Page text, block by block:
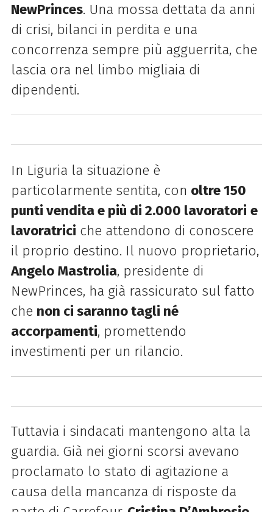
NewPrinces. Una mossa dettata da anni
di crisi, bilanci in perdita e una
concorrenza sempre più agguerrita, che
lascia ora nel limbo migliaia di
dipendenti.
In Liguria la situazione è
particolarmente sentita, con oltre 150
punti vendita e più di 2.000 lavoratori e
lavoratrici che attendono di conoscere
il proprio destino. Il nuovo proprietario,
Angelo Mastrolia, presidente di
NewPrinces, ha già rassicurato sul fatto
che non ci saranno tagli né
accorpamenti, promettendo
investimenti per un rilancio.
Tuttavia i sindacati mantengono alta la
guardia. Già nei giorni scorsi avevano
proclamato lo stato di agitazione a
causa della mancanza di risposte da